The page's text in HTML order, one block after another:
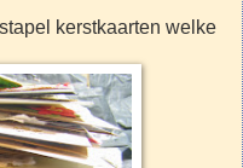
kerstkaarten welke